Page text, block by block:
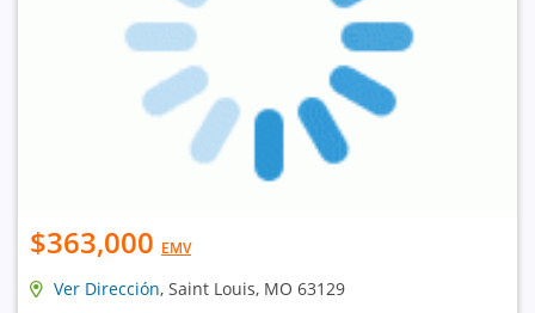
$363,000 EMV
Ver Dirección, Saint Louis, MO 63129